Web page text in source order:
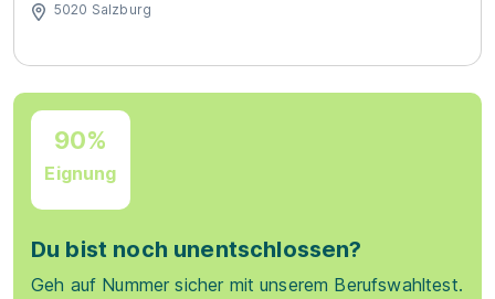
5020 Salzburg
90%
Eignung
Du bist noch unentschlossen?
Geh auf Nummer sicher mit unserem Berufswahltest.